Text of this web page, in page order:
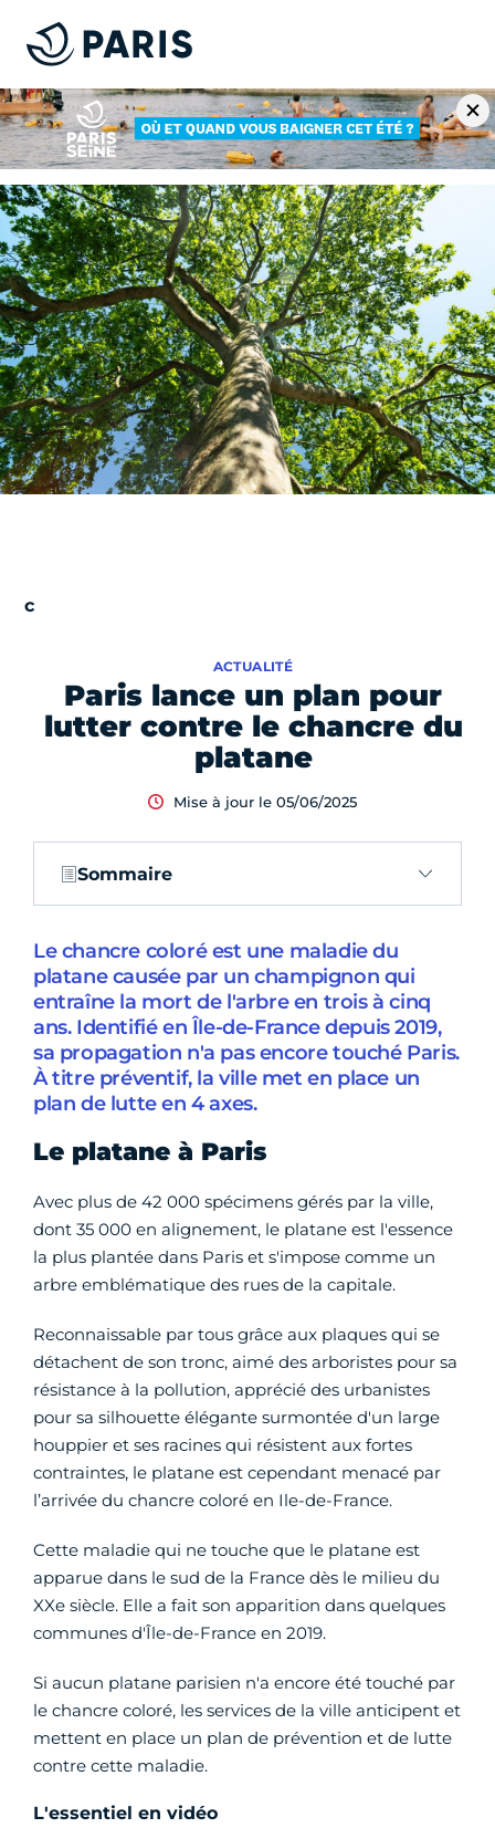
Paris lance un plan pour
lutter contre le chancre du
platane
ACTUALITÉ
Mise à jour le 05/06/2025
Sommaire
Le chancre coloré est une maladie du
platane causée par un champignon qui
entraîne la mort de l'arbre en trois à cinq
ans. Identifié en Île-de-France depuis 2019,
sa propagation n'a pas encore touché Paris.
À titre préventif, la ville met en place un
plan de lutte en 4 axes.
Le platane à Paris
Avec plus de 42 000 spécimens gérés par la ville,
dont 35 000 en alignement, le platane est l'essence
la plus plantée dans Paris et s'impose comme un
arbre emblématique des rues de la capitale.
Reconnaissable par tous grâce aux plaques qui se
détachent de son tronc, aimé des arboristes pour sa
résistance à la pollution, apprécié des urbanistes
pour sa silhouette élégante surmontée d'un large
houppier et ses racines qui résistent aux fortes
contraintes, le platane est cependant menacé par
l’arrivée du chancre coloré en Ile-de-France.
Cette maladie qui ne touche que le platane est
apparue dans le sud de la France dès le milieu du
XXe siècle. Elle a fait son apparition dans quelques
communes d'Île-de-France en 2019.
Si aucun platane parisien n'a encore été touché par
le chancre coloré, les services de la ville anticipent et
mettent en place un plan de prévention et de lutte
contre cette maladie.
L'essentiel en vidéo